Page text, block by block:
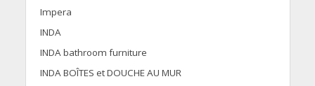
Impera
INDA
INDA bathroom furniture
INDA BOÎTES et DOUCHE AU MUR